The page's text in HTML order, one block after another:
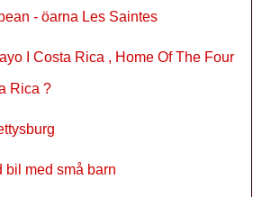
- öarna Les Saintes
I Costa Rica , Home Of The Four
Rica ?
bil med små barn